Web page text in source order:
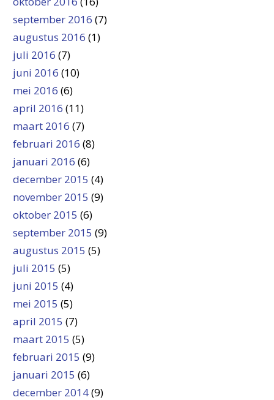
september 2016 (7)
augustus 2016 (1)
juli 2016 (7)
juni 2016 (10)
mei 2016 (6)
april 2016 (11)
maart 2016 (7)
februari 2016 (8)
januari 2016 (6)
december 2015 (4)
november 2015 (9)
oktober 2015 (6)
september 2015 (9)
augustus 2015 (5)
juli 2015 (5)
juni 2015 (4)
mei 2015 (5)
april 2015 (7)
maart 2015 (5)
februari 2015 (9)
januari 2015 (6)
december 2014(9)